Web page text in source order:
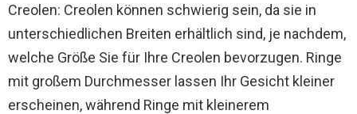
Creolen: Creolen können schwierig sein, da sie in
unterschiedlichen Breiten erhältlich sind, je nachdem,
welche Größe Sie für Ihre Creolen bevorzugen. Ringe
mit großem Durchmesser lassen Ihr Gesicht kleiner
erscheinen, während Ringe mit kleinerem